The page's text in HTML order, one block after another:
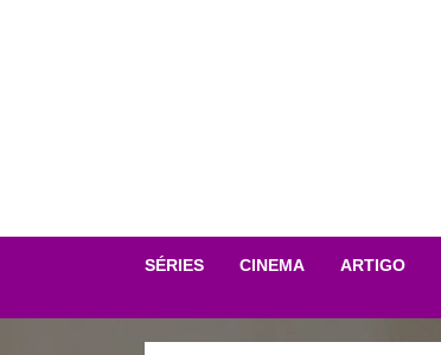
SÉRIES CINEMA ARTIGO